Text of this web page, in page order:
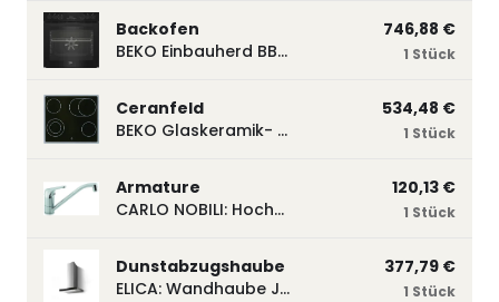
Backofen
BEKO Einbauherd BBUM113N2B mit Hydrolyse, Schwarz BBUM113N2B
746,88 €
1 Stück
Ceranfeld
BEKO Glaskeramik- Strahlungskochfeld EH 9641 XHN, herdgebunden EH9641XHN
534,48 €
1 Stück
Armature
CARLO NOBILI: Hochdruck- Einhebelmischbatterie Blue, Mischbatterie verchromt 17770
120,13 €
1 Stück
Dunstabzugshaube
ELICA: Wandhaube JOYE 60-A,600 mm breit Edelstahl JOYE60A
377,79 €
1 Stück